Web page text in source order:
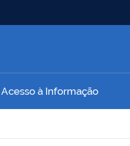
Acesso à Informação